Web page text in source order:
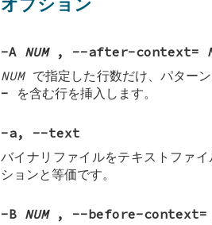
-A NUM , --after-context=
NUMで指定した行数だけ、パター
- を含む行を挿入します。
-a, --text
バイナリファイルをテキストファ
ションと等価です。
-B NUM , --before-context=